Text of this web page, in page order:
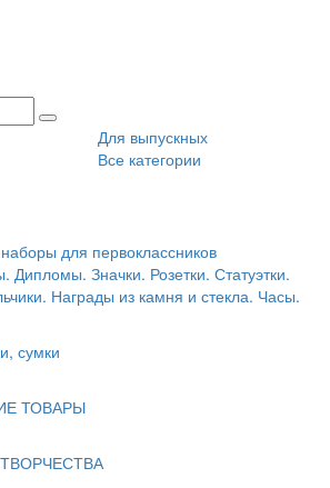
Для выпускных
Все категории
для первоклассников
Дипломы. Значки. Розетки. Статуэтки.
Награды из камня и стекла. Часы.
сумки
ТОВАРЫ